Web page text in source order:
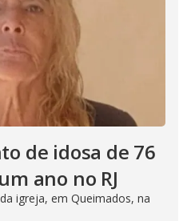
de idosa de 76
ano no RJ
igreja, em Queimados, na